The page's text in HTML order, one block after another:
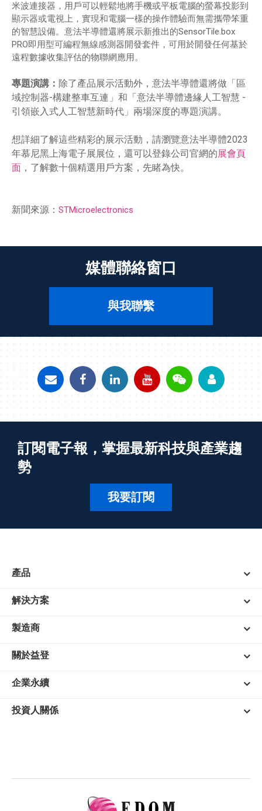
米波連接器，用戶可以輕鬆地將手機或平板電腦的螢幕投影到
顯示器或電視上，實現和電腦一樣的操作體驗而無需攜帶笨重
的智慧設備。意法半導體還將展示新推出的SensorTile.box
PRO即用型可編程無線感測器開發套件，可用於開發任何基於
遠程數據收集評估的物聯網應用。
專題演講： 除了產品展示活動外，意法半導體還將做「區
域控制器-構建整車互連」和「意法半導體邊緣人工智慧 -
引領嵌入式人工智慧新時代」兩場深度的專題演講。
想詳細了解這些精彩的展示活動，請瀏覽意法半導體2023
年慕尼黑上海電子展展位，還可以登錄公司官網的展會頁
面 ，了解數十個精選用戶方案，先睹為快。
新聞來源： STMicroelectronics
媒體聯絡窗口
與我聯繫
訂閱電子報，掌握最新科技與產業趨
勢
我要訂閱
產品
解決方案
製造商
關於益登
企業永續
投資人關係